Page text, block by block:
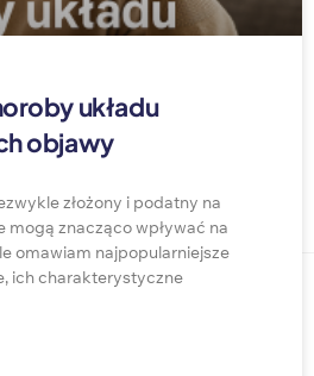
układu
objawy
złożony i podatny na
mogą znacząco wpływać na
omawiam najpopularniejsze
ich charakterystyczne